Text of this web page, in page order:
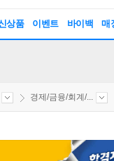
상품 이벤트 바이백 매
경제/금융/회계/...